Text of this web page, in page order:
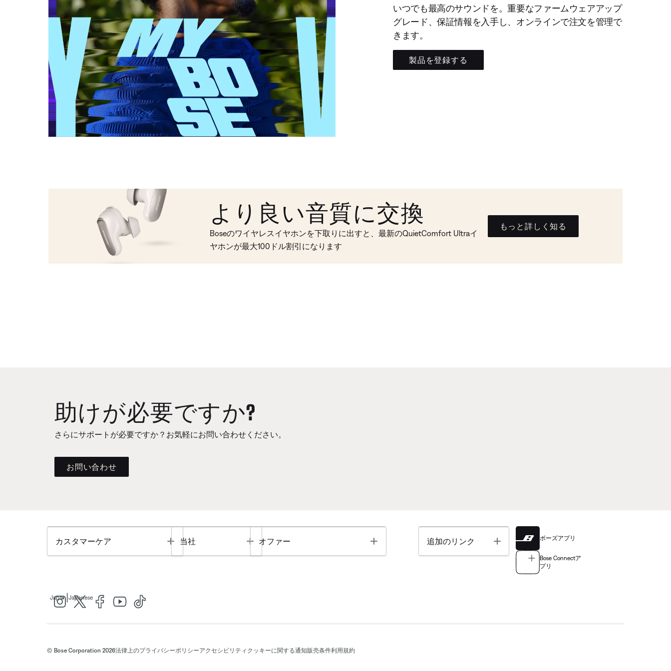
いつでも最高のサウンドを。重要なファームウェアアップ
グレード、保証情報を入手し、オンラインで注文を管理で
きます。
製品を登録する
より良い音質に交換
Boseのワイヤレスイヤホンを下取りに出すと、最新のQuietComfort Ultraイ
ヤホンが最大100ドル割引になります
もっと詳しく知る
助けが必要ですか?
さらにサポートが必要ですか？お気軽にお問い合わせください。
お問い合わせ
カスタマーケア Toggle
当社 Toggle
オファー Toggle 追加のリンク Toggle ボーズアプリ
Bose Connectア
プリ
Japan Japanese
© Bose Corporation 2026法律上のプライバシーポリシーアクセシビリティ クッキーに関する通知販売条件利用規約